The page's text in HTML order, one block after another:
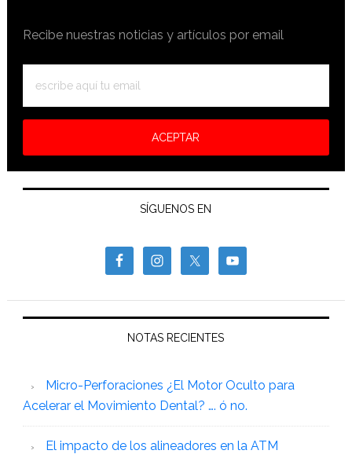
Recibe nuestras noticias y artículos por email
SÍGUENOS EN
NOTAS RECIENTES
Micro-Perforaciones ¿El Motor Oculto para
Acelerar el Movimiento Dental? …. ó no.
El impacto de los alineadores en la ATM